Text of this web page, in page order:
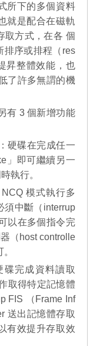
所下的多個資料
就是配合在磁軌
取方式，在各 個
排序或排程（res
昇整體效能，也
了許多無謂的機
有 3 個新增功能
硬碟在完成任一
」即可繼續另一
執行。
模式執行多
須中斷（interrup
以在多個指令完
（host controlle
碟完成資料讀取
取得特定記憶體
FIS （Frame Inf
送出記憶體存取
有效提升存取效